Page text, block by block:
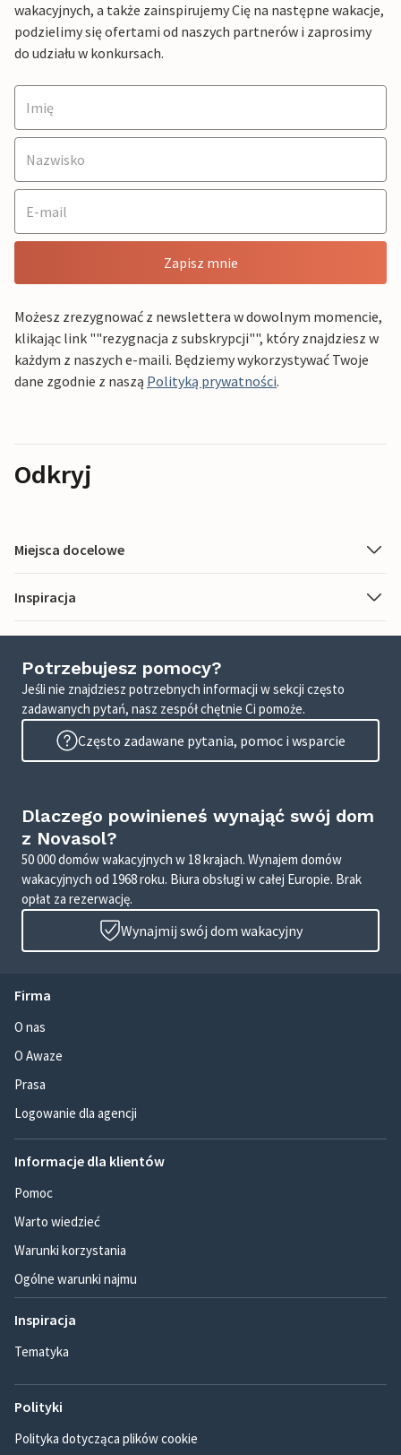
wakacyjnych, a także zainspirujemy Cię na następne wakacje,
podzielimy się ofertami od naszych partnerów i zaprosimy
do udziału w konkursach.
Zapisz mnie
Możesz zrezygnować z newslettera w dowolnym momencie,
klikając link ""rezygnacja z subskrypcji"", który znajdziesz w
każdym z naszych e-maili. Będziemy wykorzystywać Twoje
dane zgodnie z naszą Polityką prywatności.
Odkryj
Miejsca docelowe
Inspiracja
Potrzebujesz pomocy?
Jeśli nie znajdziesz potrzebnych informacji w sekcji często
zadawanych pytań, nasz zespół chętnie Ci pomoże.
Często zadawane pytania, pomoc i wsparcie
Dlaczego powinieneś wynająć swój dom
z Novasol?
50 000 domów wakacyjnych w 18 krajach. Wynajem domów
wakacyjnych od 1968 roku. Biura obsługi w całej Europie. Brak
opłat za rezerwację.
Wynajmij swój dom wakacyjny
Firma
O nas
O Awaze
Prasa
Logowanie dla agencji
Informacje dla klientów
Pomoc
Warto wiedzieć
Warunki korzystania
Ogólne warunki najmu
Inspiracja
Tematyka
Polityki
Polityka dotycząca plików cookie